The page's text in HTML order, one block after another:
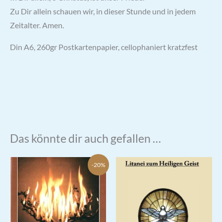
Zu Dir allein schauen wir, in dieser Stunde und in jedem
Zeitalter. Amen.
Din A6, 260gr Postkartenpapier, cellophaniert kratzfest
Das könnte dir auch gefallen …
-20%